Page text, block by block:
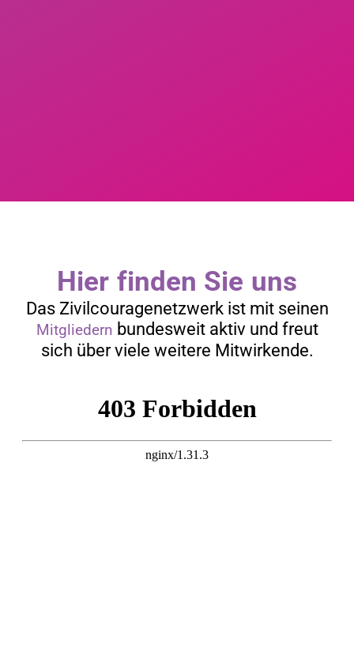
Hier finden Sie uns
Das Zivilcouragenetzwerk ist mit seinen
Mitgliedern bundesweit aktiv und freut
sich über viele weitere Mitwirkende.